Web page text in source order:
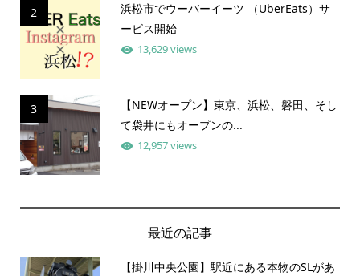
2
浜松市でウーバーイーツ （UberEats）サ
ービス開始
13,629 views
3
【NEWオープン】東京、浜松、磐田、そし
て袋井にもオープンの...
12,957 views
最近の記事
【掛川中央公園】駅近にある本物のSLがあ